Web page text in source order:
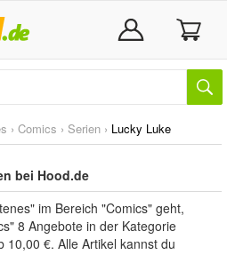
› Comics › Serien › Lucky Luke
bei Hood.de
im Bereich "Comics" geht,
8 Angebote in der Kategorie
10,00 €. Alle Artikel kannst du